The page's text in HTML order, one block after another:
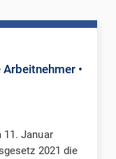
Arbeitnehmer •
11. Januar
2021 die